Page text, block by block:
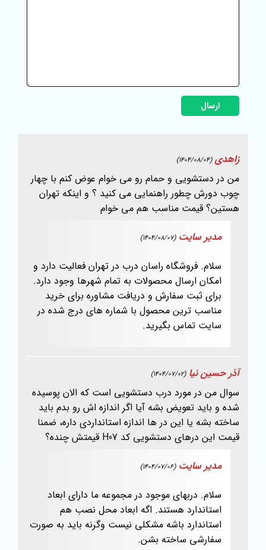
ارسال
زاهدی (1404/08/04)
من در دستشویی و حمام رو می خوام عوض کنم با چهار
چوب دورش چطور راهنمایی می کنید ؟ و اینکه تهران
هستین؟ قیمت مناسب هم می خوام
مدیر سایت (1404/08/07)
سلام. فروشگاه راسان درب در تهران فعالیت دارد و
امکان ارسال محصولات به تمام شهرها وجود دارد.
برای ثبت سفارش و دریافت مشاوره برای خرید
مناسب ترین محصول با شماره های درج شده در
سایت تماس بگیرید.
آذر حسین نیا (1404/07/02)
سوال من در مورد درب دستشویی است که الان پوسیده
شده و باید تعویض بشه آیا اگر اندازه اش رو بدم باید
ساخته بشه یا این در ها اندازه استانداردی داره، ضمنا
قیمت این درهای دستشویی کد H07 قیمتش چنده؟
مدیر سایت (1404/07/06)
سلام. دربهای موجود در مجموعه ما دارای ابعاد
استاندارد هستند. اگه ابعاد محل نصب هم
استاندارد باشه مشکلی نیست وگرنه باید به صورت
سفارشی ساخته بشن.